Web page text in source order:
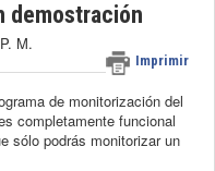
demostración
Imprimir
M.
de monitorización del
completamente funcional
sólo podrás monitorizar un